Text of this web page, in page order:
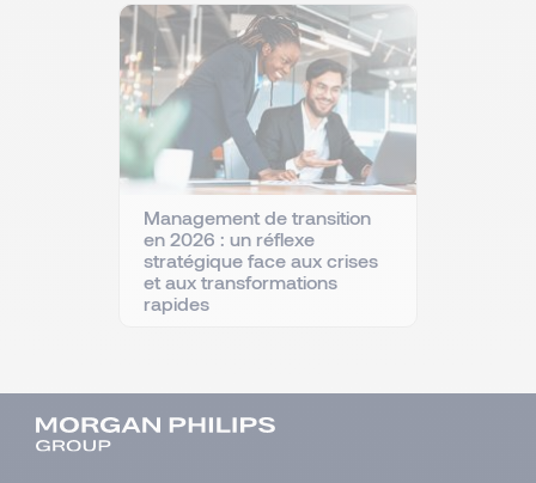
Management de transition
en 2026 : un réflexe
stratégique face aux crises
et aux transformations
rapides